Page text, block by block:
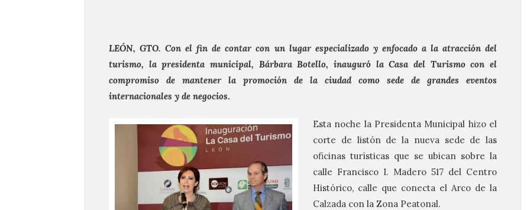
LEÓN, GTO. Con el fin de contar con un lugar especializado y enfocado a la atracción del
turismo, la presidenta municipal, Bárbara Botello, inauguró la Casa del Turismo con el
compromiso de mantener la promoción de la ciudad como sede de grandes eventos
internacionales y de negocios.
Esta noche la Presidenta Municipal hizo el
corte de listón de la nueva sede de las
oficinas turísticas que se ubican sobre la
calle Francisco I. Madero 517 del Centro
Histórico, calle que conecta el Arco de la
Calzada con la Zona Peatonal.